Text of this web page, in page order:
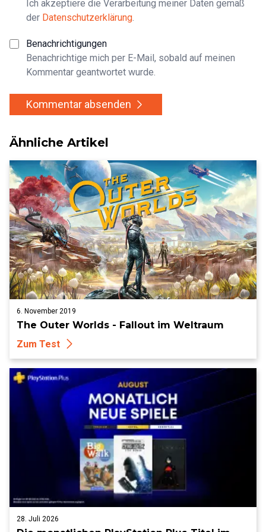
Ich akzeptiere die Verarbeitung meiner Daten gemäß
der Datenschutzerklärung
Benachrichtigungen
Benachrichtige mich per E-Mail, sobald auf meinen
Kommentar geantwortet wurde.
Kommentar absenden
Ähnliche Artikel
6. November 2019
The Outer Worlds - Fallout im Weltraum
Zum Test
28. Juli 2026